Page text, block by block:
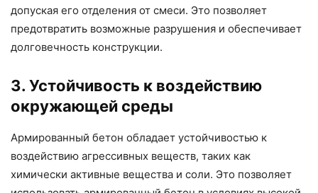
допуская его отделения от смеси. Это позволяет
предотвратить возможные разрушения и обеспечивает
долговечность конструкции.
3. Устойчивость к воздействию
окружающей среды
Армированный бетон обладает устойчивостью к
воздействию агрессивных веществ, таких как
химически активные вещества и соли. Это позволяет